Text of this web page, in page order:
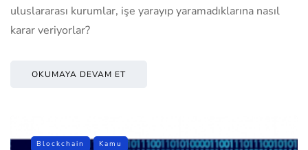
uluslararası kurumlar, işe yarayıp yaramadıklarına nasıl
karar veriyorlar?
OKUMAYA DEVAM ET
Blockchain Kamu